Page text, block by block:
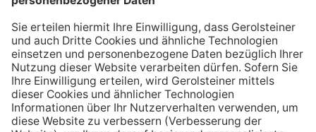
Tipp #2: Trinke direkt nach dem Aufstehen
Über Nacht verliert dein Körper Flüssigkeit. Um gut in
den Tag zu starten, solltest du deshalb direkt nach dem
Aufstehen ein großes Glas Wasser trinken. Stelle dir
zum Beispiel eine Flasche Mineralwasser direkt ans
Bett, damit du dieses kleine Morgenritual sofort
durchführen kannst.